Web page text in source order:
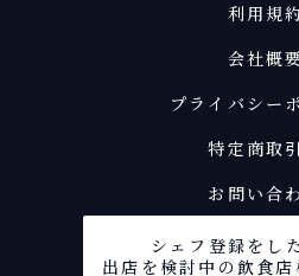
利用規約
会社概要
プライバシー
特定商取
お問い合
シェフ登録をし
出店を検討中の飲食店